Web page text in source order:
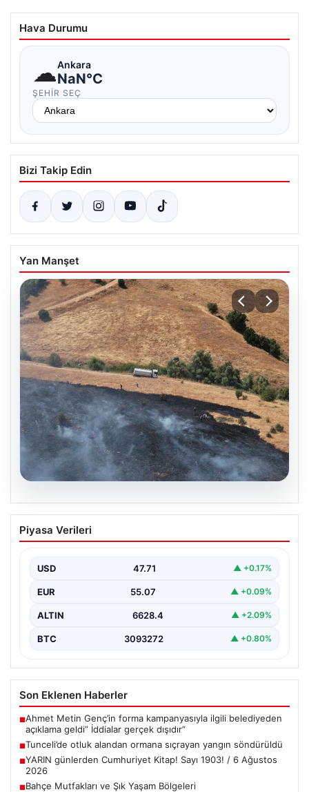
Hava Durumu
☁Ankara
NaN°C
ŞEHIR SEÇ
Bizi Takip Edin
Yan Manşet
Tunceli’de otluk alandan ormana
sıçrayan yangın söndürüldü
Yangın Kontrol Altına Alındı”, “content”: “ Tunceli’nin…
Piyasa Verileri
USD 47.71 ▲ +0.17%
EUR 55.07 ▲ +0.09%
ALTIN 6628.4 ▲ +2.09%
BTC 3093272 ▲ +0.80%
Son Eklenen Haberler
■Ahmet Metin Genç’in forma kampanyasıyla ilgili belediyeden
açıklama geldi” İddialar gerçek dışıdır”
■Tunceli’de otluk alandan ormana sıçrayan yangın söndürüldü
■YARIN günlerden Cumhuriyet Kitap! Sayı 1903! / 6 Ağustos
2026
■Bahçe Mutfakları ve Şık Yaşam Bölgeleri